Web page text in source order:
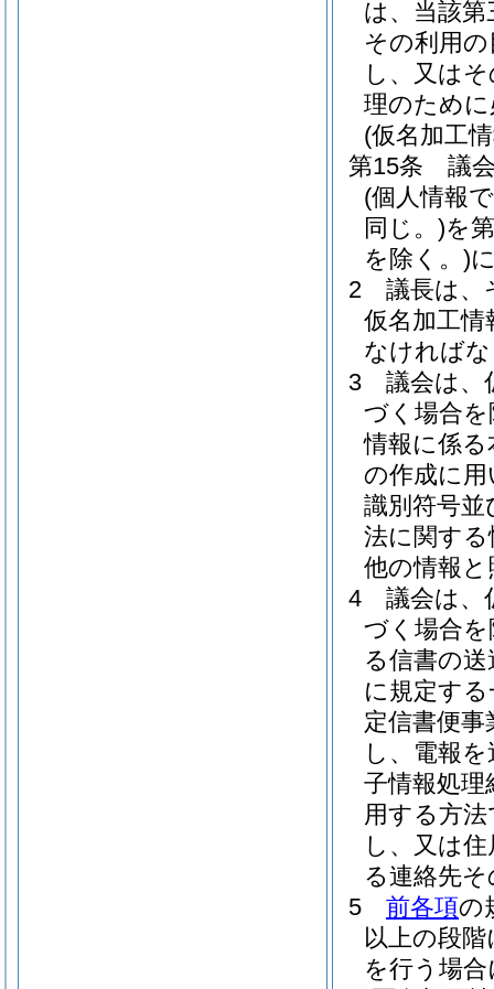
は、当該
その利用
し、又は
理のため
(仮名加工
第15条
議
(個人情報
同じ。)を
を除く。)
2
議長は、
仮名加工
なければ
3
議会は、
づく場合
情報に係
の作成に
識別符号
法に関す
他の情報
4
議会は、
づく場合
る信書の
に規定す
定信書便
し、電報
子情報処
用する方
し、又は
る連絡先
5
前各項の
以上の段
を行う場